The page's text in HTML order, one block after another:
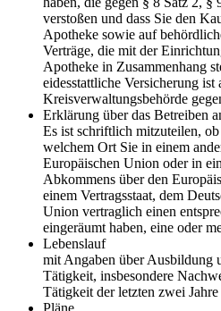
verstoßen und dass Sie den
Apotheke sowie auf
Verträge, die mit der
Apotheke in Zusammenhang
eidesstattliche Versicherung ist
Kreisverwaltungsbehörde
Erklärung über das Betreiben
Es ist schriftlich mitzuteilen,
welchem Ort Sie in einem
Europäischen Union oder in
Abkommens über den
einem Vertragsstaat, dem
Union vertraglich einen
eingeräumt haben, eine oder
Lebenslauf
mit Angaben über Ausbildung
Tätigkeit, insbesondere
Tätigkeit der letzten zwei
Pläne